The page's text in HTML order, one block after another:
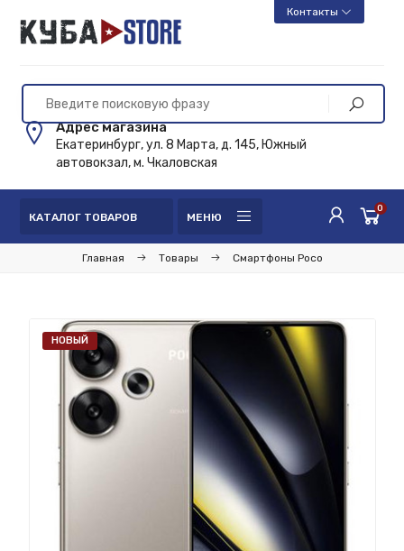
Контакты
Адрес магазина
Екатеринбург, ул. 8 Марта, д. 145, Южный
автовокзал, м. Чкаловская
КАТАЛОГ ТОВАРОВ МЕНЮ
0
Главная Товары Смартфоны Poco
НОВЫЙ